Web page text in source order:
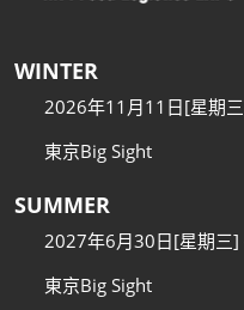
WINTER
2026年11月11日[星期
東京Big Sight
SUMMER
2027年6月30日[星期三
東京Big Sight